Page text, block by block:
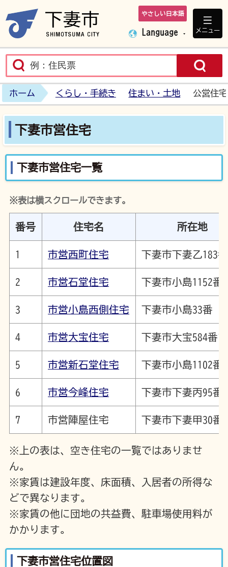
下妻市ホームペ
やさしい日本語
Language メニュー
ホーム くらし・手続き 住まい・土地 公営住宅
下妻市営住宅
下妻市営住宅一覧
※表は横スクロールできます。
番号 住宅名 所在地
1 市営西町住宅 下妻市下妻乙183
2 市営石堂住宅 下妻市小島1152番
3 市営小島西側住宅 下妻市小島33番
4 市営大宝住宅 下妻市大宝584番1
5 市営新石堂住宅 下妻市小島1102番
6 市営今峰住宅 下妻市下妻丙95番
7 市営陣屋住宅 下妻市下妻甲30番
※上の表は、空き住宅の一覧ではありませ
ん。
※家賃は建設年度、床面積、入居者の所得な
どで異なります。
※家賃の他に団地の共益費、駐車場使用料が
かかります。
下妻市営住宅位置図